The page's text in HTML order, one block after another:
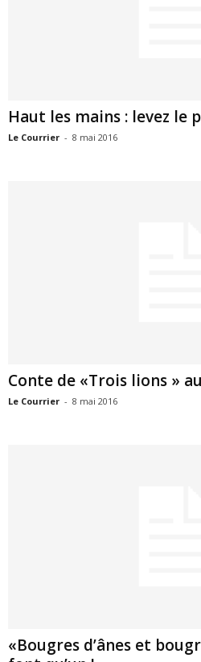
Haut les mains : levez le
Le Courrier - 8 mai 2016
Conte de «Trois lions »
Le Courrier - 8 mai 2016
«Bougres d’ânes et